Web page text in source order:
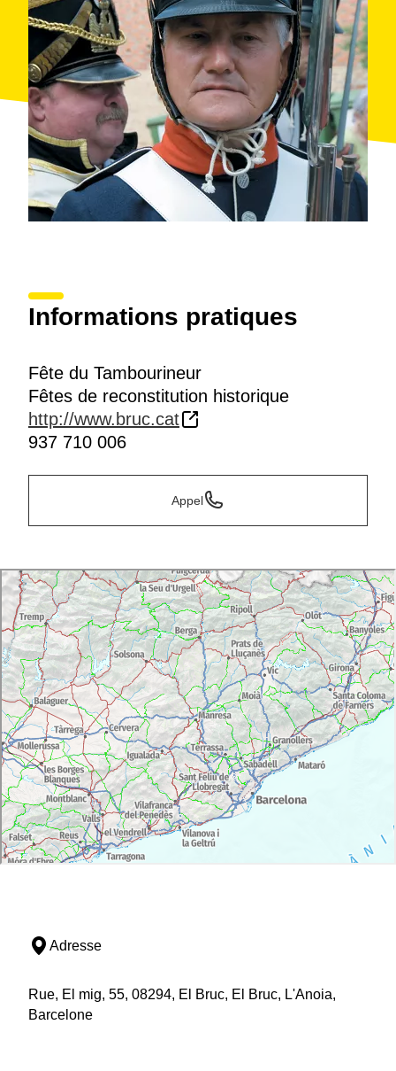
Informations pratiques
Fête du Tambourineur
Fêtes de reconstitution historique
http://www.bruc.cat
937 710 006
Appel
Adresse
Rue, El mig, 55, 08294, El Bruc, El Bruc, L'Anoia,
Barcelone